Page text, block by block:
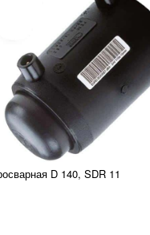
D 140, SDR 11